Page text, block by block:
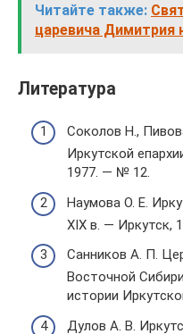
Читайте также:
царевича Димитрия
Литература
Соколов Н.,
Иркутской
1977. — № 12.
Наумова О. Е.
XIX в. — Иркутск,
Санников А. П.
Восточной
истории
Дулов А. В.